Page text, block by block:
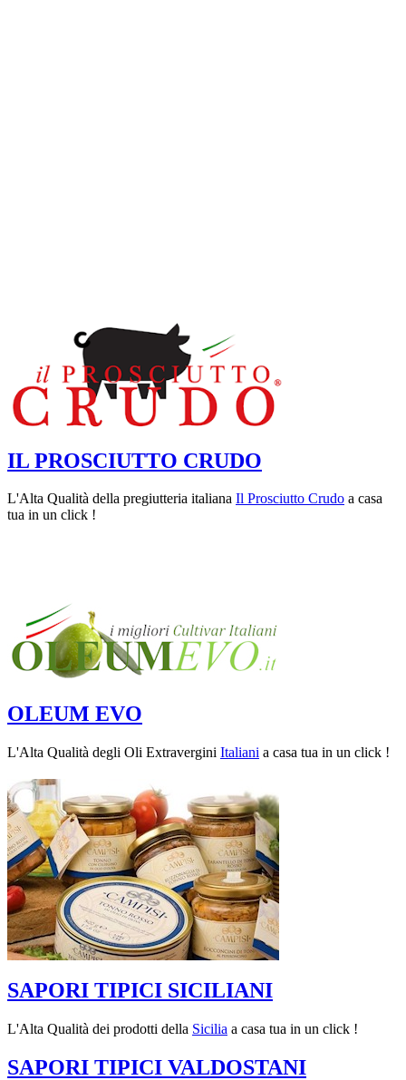
IL PROSCIUTTO CRUDO
L'Alta Qualità della pregiutteria italiana Il Prosciutto Crudo a casa
tua in un click !
OLEUM EVO
L'Alta Qualità degli Oli Extravergini Italiani a casa tua in un click !
SAPORI TIPICI SICILIANI
L'Alta Qualità dei prodotti della Sicilia a casa tua in un click !
SAPORI TIPICI VALDOSTANI